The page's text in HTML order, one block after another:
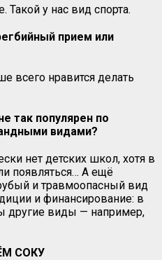
у нас вид спорта.
прием или
всего нравится делать
так популярен по
видами?
нет детских школ, хотя в
появляться… А ещё
и травмоопасный вид
и финансирование: в
другие виды — например,
СОКУ